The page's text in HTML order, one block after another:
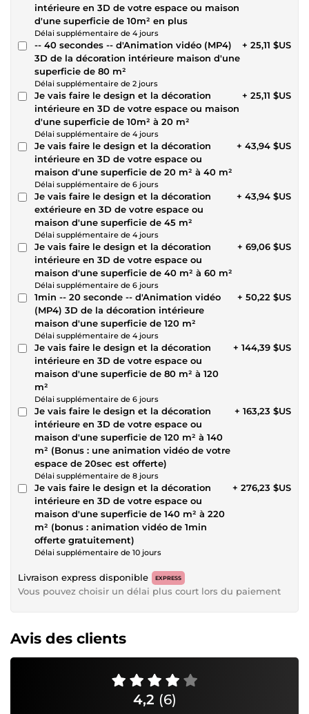
intérieure en 3D de votre espace ou maison
d'une superficie de 10m² en plus
Délai supplémentaire de 4 jours
-- 40 secondes -- d'Animation vidéo (MP4)
3D de la décoration intérieure maison d'une
superficie de 80 m²
Délai supplémentaire de 2 jours
+ 25,11 $US
Je vais faire le design et la décoration
intérieure en 3D de votre espace ou maison
d'une superficie de 10m² à 20 m²
Délai supplémentaire de 4 jours
+ 25,11 $US
Je vais faire le design et la décoration
intérieure en 3D de votre espace ou
maison d'une superficie de 20 m² à 40 m²
Délai supplémentaire de 6 jours
+ 43,94 $US
Je vais faire le design et la décoration
extérieure en 3D de votre espace ou
maison d'une superficie de 45 m²
Délai supplémentaire de 4 jours
+ 43,94 $US
Je vais faire le design et la décoration
intérieure en 3D de votre espace ou
maison d'une superficie de 40 m² à 60 m²
Délai supplémentaire de 6 jours
+ 69,06 $US
1min -- 20 seconde -- d'Animation vidéo
(MP4) 3D de la décoration intérieure
maison d'une superficie de 120 m²
Délai supplémentaire de 4 jours
+ 50,22 $US
Je vais faire le design et la décoration
intérieure en 3D de votre espace ou
maison d'une superficie de 80 m² à 120
m²
Délai supplémentaire de 6 jours
+ 144,39 $US
Je vais faire le design et la décoration
intérieure en 3D de votre espace ou
maison d'une superficie de 120 m² à 140
m² (Bonus : une animation vidéo de votre
espace de 20sec est offerte)
Délai supplémentaire de 8 jours
+ 163,23 $US
Je vais faire le design et la décoration
intérieure en 3D de votre espace ou
maison d'une superficie de 140 m² à 220
m² (bonus : animation vidéo de 1min
offerte gratuitement)
Délai supplémentaire de 10 jours
+ 276,23 $US
Livraison express disponible EXPRESS
Vous pouvez choisir un délai plus court lors du paiement
Avis des clients
4,2 (6)